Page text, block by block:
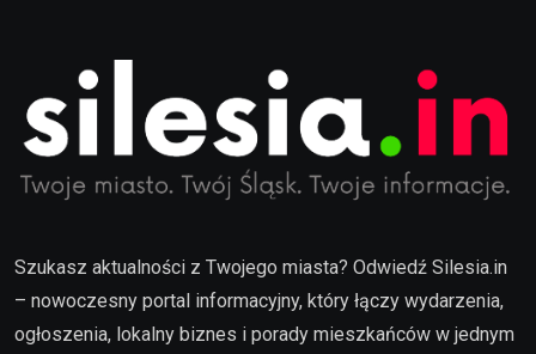
Szukasz aktualności z Twojego miasta? Odwiedź Silesia.in
– nowoczesny portal informacyjny, który łączy wydarzenia,
ogłoszenia, lokalny biznes i porady mieszkańców w jednym